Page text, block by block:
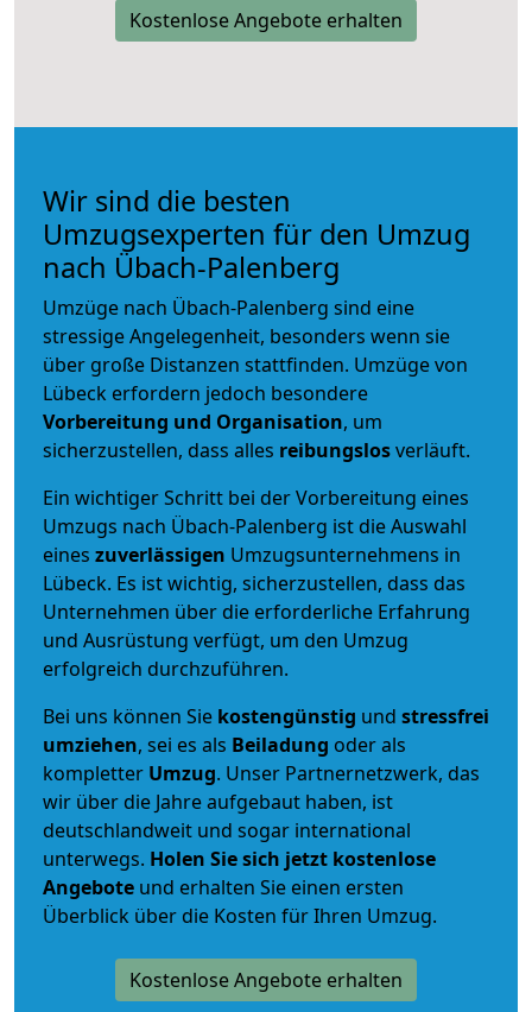
Kostenlose Angebote erhalten
Wir sind die besten
Umzugsexperten für den Umzug
nach Übach-Palenberg
Umzüge nach Übach-Palenberg sind eine
stressige Angelegenheit, besonders wenn sie
über große Distanzen stattfinden. Umzüge von
Lübeck erfordern jedoch besondere
Vorbereitung und Organisation, um
sicherzustellen, dass alles reibungslosverläuft.
Ein wichtiger Schritt bei der Vorbereitung eines
Umzugs nach Übach-Palenberg ist die Auswahl
eines zuverlässigen Umzugsunternehmens in
Lübeck. Es ist wichtig, sicherzustellen, dass das
Unternehmen über die erforderliche Erfahrung
und Ausrüstung verfügt, um den Umzug
erfolgreich durchzuführen.
Bei uns können Sie kostengünstig und stressfrei
umziehen, sei es als Beiladung oder als
kompletter Umzug. Unser Partnernetzwerk, das
wir über die Jahre aufgebaut haben, ist
deutschlandweit und sogar international
unterwegs. Holen Sie sich jetzt kostenlose
Angebote und erhalten Sie einen ersten
Überblick über die Kosten für Ihren Umzug.
Kostenlose Angebote erhalten